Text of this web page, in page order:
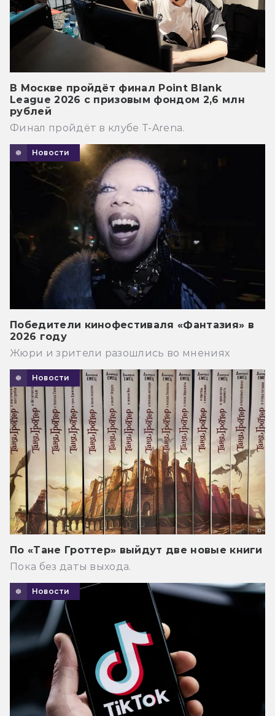
В Москве пройдёт финал Point Blank
League 2026 с призовым фондом 2,6 млн
рублей
Финал пройдёт в клубе T-Arena.
Новости
Победители кинофестиваля «Фантазия» в
2026 году
Жюри и зрители разошлись во мнениях
Новости
По «Тане Гроттер» выйдут две новые книги
Пока без даты выхода.
Новости